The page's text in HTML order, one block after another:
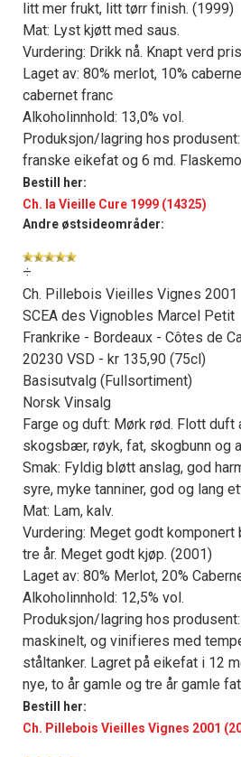
litt mer frukt, litt tørr finish. (1999)
Mat: Lyst kjøtt med saus.
Vurdering: Drikk nå. Knapt verd
Laget av: 80% merlot, 10%
cabernet franc
Alkoholinnhold: 13,0% vol.
Produksjon/lagring hos
franske eikefat og 6 md.
Bestill her:
Ch. la Vieille Cure 1999 (14325)
Andre østsideområder:
÷
Ch. Pillebois Vieilles Vignes 2001
SCEA des Vignobles Marcel Petit
Frankrike - Bordeaux - Côtes de
20230 VSD - kr 135,90 (75cl)
Basisutvalg (Fullsortiment)
Norsk Vinsalg
Farge og duft: Mørk rød. Flott
skogsbær, røyk, fat, skogbunn og
Smak: Fyldig bløtt anslag, god
syre, myke tanniner, god og lang
Mat: Lam, kalv.
Vurdering: Meget godt komponert
tre år. Meget godt kjøp. (2001)
Laget av: 80% Merlot, 20%
Alkoholinnhold: 12,5% vol.
Produksjon/lagring hos
maskinelt, og vinifieres med
ståltanker. Lagret på eikefat i 12
nye, to år gamle og tre år gamle
Bestill her:
Ch. Pillebois Vieilles Vignes 2001